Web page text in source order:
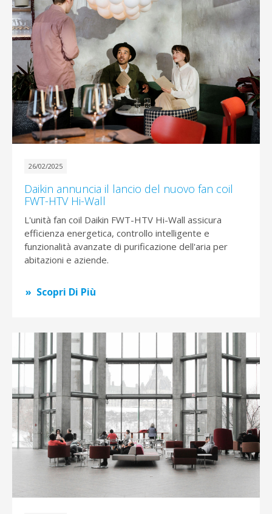
26/02/2025
Daikin annuncia il lancio del nuovo fan coil
FWT-HTV Hi-Wall
L'unità fan coil Daikin FWT-HTV Hi-Wall assicura
efficienza energetica, controllo intelligente e
funzionalità avanzate di purificazione dell'aria per
abitazioni e aziende.
Scopri Di Più